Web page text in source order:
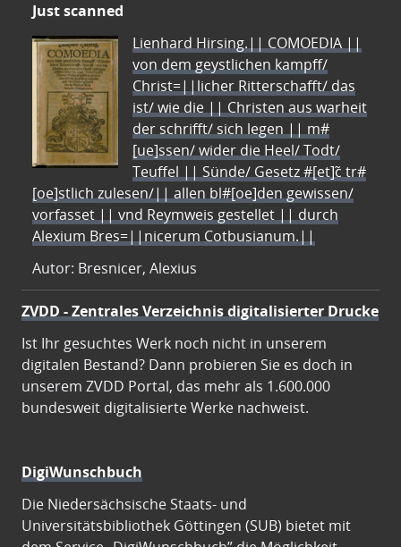
Just scanned
Lienhard Hirsing.|| COMOEDIA ||
von dem geystlichen kampff/
Christ=||licher Ritterschafft/ das
ist/ wie die || Christen aus warheit
der schrifft/ sich legen || m#
[ue]ssen/ wider die Heel/ Todt/
Teuffel || Sünde/ Gesetz #[et]c̃ tr#
[oe]stlich zulesen/|| allen bl#[oe]den gewissen/
vorfasset || vnd Reymweis gestellet || durch
Alexium Bres=||nicerum Cotbusianum.||
Autor: Bresnicer, Alexius
ZVDD - Zentrales Verzeichnis digitalisierter Drucke
Ist Ihr gesuchtes Werk noch nicht in unserem
digitalen Bestand? Dann probieren Sie es doch in
unserem ZVDD Portal, das mehr als 1.600.000
bundesweit digitalisierte Werke nachweist.
DigiWunschbuch
Die Niedersächsische Staats- und
Universitätsbibliothek Göttingen (SUB) bietet mit